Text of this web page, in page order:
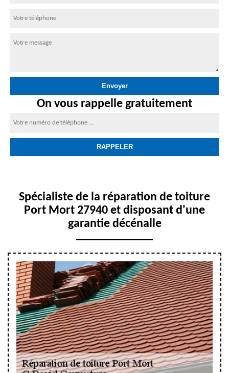
On vous rappelle gratuitement
Spécialiste de la réparation de toiture
Port Mort 27940 et disposant d'une
garantie décénalle